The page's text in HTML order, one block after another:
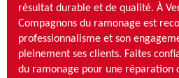
résultat durable et de qualité. À
Compagnons du ramonage est
professionnalisme et son
pleinement ses clients. Faites
du ramonage pour une réparation